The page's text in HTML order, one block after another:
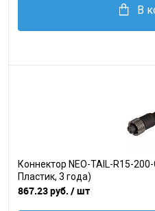
В
Коннектор NEO-TAIL-R15-
Пластик, 3 года)
867.23 руб. / шт